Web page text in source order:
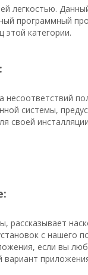
легкостью.
программный
этой категории.
несоответствий
системы,
своей
рассказывает
с нашего
если вы
вариант